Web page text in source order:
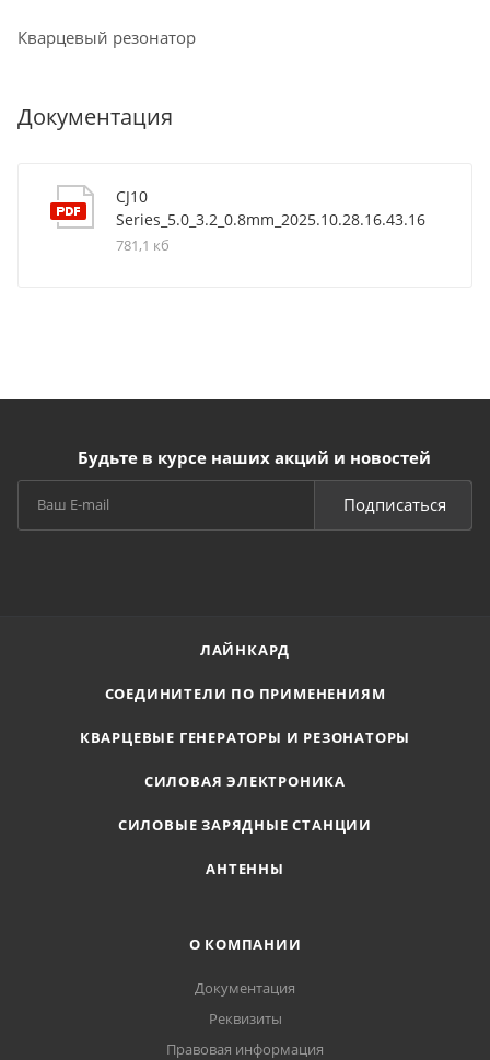
Кварцевый резонатор
Документация
CJ10
Series_5.0_3.2_0.8mm_2025.10.28.16.43.16
781,1 кб
Будьте в курсе наших акций и новостей
Подписаться
ЛАЙНКАРД
СОЕДИНИТЕЛИ ПО ПРИМЕНЕНИЯМ
КВАРЦЕВЫЕ ГЕНЕРАТОРЫ И РЕЗОНАТОРЫ
СИЛОВАЯ ЭЛЕКТРОНИКА
СИЛОВЫЕ ЗАРЯДНЫЕ СТАНЦИИ
АНТЕННЫ
О КОМПАНИИ
Документация
Реквизиты
Правовая информация